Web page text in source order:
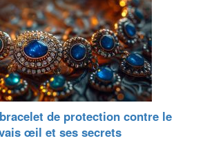
de protection contre le
œil et ses secrets